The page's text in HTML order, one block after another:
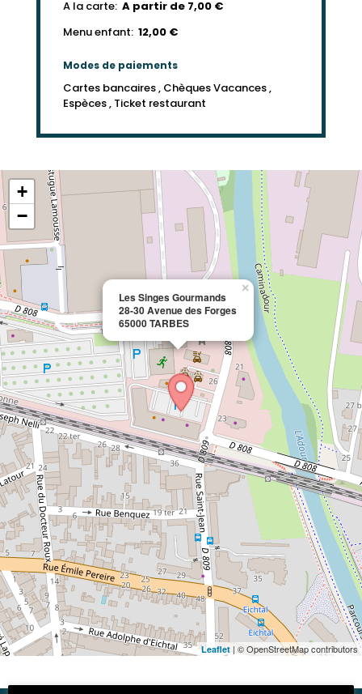
A la carte: A partir de 7,00 €
Menu enfant: 12,00 €
Modes de paiements
Cartes bancaires , Chèques Vacances ,
Espèces , Ticket restaurant
Les Singes Gourmands
28-30 Avenue des Forges
65000 TARBES
×
+
−
Leaflet | © OpenStreetMap contributors